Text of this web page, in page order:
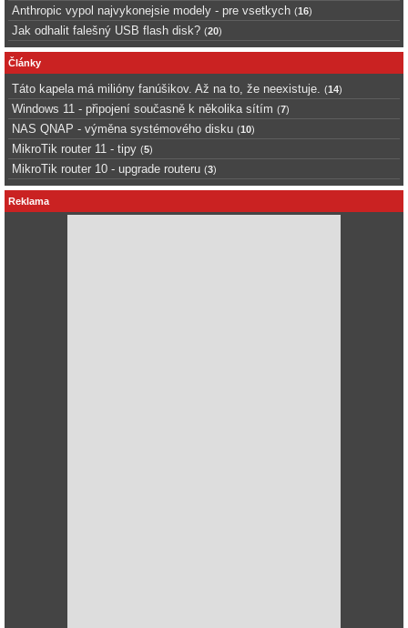
Anthropic vypol najvykonejsie modely - pre vsetkych (16)
Jak odhalit falešný USB flash disk? (20)
Články
Táto kapela má milióny fanúšikov. Až na to, že neexistuje. (14)
Windows 11 - připojení současně k několika sítím (7)
NAS QNAP - výměna systémového disku (10)
MikroTik router 11 - tipy (5)
MikroTik router 10 - upgrade routeru (3)
Reklama